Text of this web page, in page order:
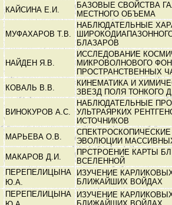
КАЙСИНА Е.И.
БАЗОВЫЕ СВОЙСТВА
МЕСТНОГО ОБЪЕМА
МУФАХАРОВ Т.В.
НАБЛЮДАТЕЛЬНЫЕ
БЛАЗАРОВ
НАЙДЕН Я.В.
ИССЛЕДОВАНИЕ
МИКРОВОЛНОВОГО
ПРОСТРАНСТВЕННЫХ
КОВАЛЬ В.В.
КИНЕМАТИКА И
ЗВЕЗД ПОЛЯ ТОНКОГО
ВИНОКУРОВ А.С.
НАБЛЮДАТЕЛЬНЫЕ
УЛЬТРАЯРКИХ
ИСТОЧНИКОВ
МАРЬЕВА О.В.
ЭВОЛЮЦИИ
МАКАРОВ Д.И.
ПРСТРОЕНИЕ КАРТЫ
ВСЕЛЕННОЙ
ПЕРЕПЕЛИЦЫНА
Ю.А.
ИЗУЧЕНИЕ
БЛИЖАЙШИХ ВОЙДАХ
ПЕРЕПЕЛИЦЫНА
ИЗУЧЕНИЕ